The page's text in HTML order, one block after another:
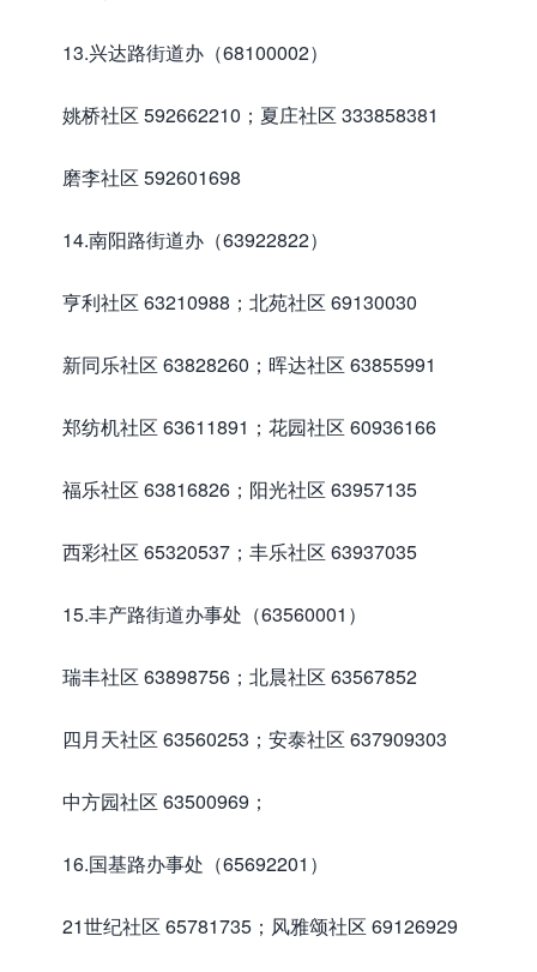
13.兴达路街道办（68100002）
姚桥社区 592662210；夏庄社区 333858381
磨李社区 592601698
14.南阳路街道办（63922822）
亨利社区 63210988；北苑社区 69130030
新同乐社区 63828260；晖达社区 63855991
郑纺机社区 63611891；花园社区 60936166
福乐社区 63816826；阳光社区 63957135
西彩社区 65320537；丰乐社区 63937035
15.丰产路街道办事处（63560001）
瑞丰社区 63898756；北晨社区 63567852
四月天社区 63560253；安泰社区 637909303
中方园社区 63500969；
16.国基路办事处（65692201）
21世纪社区 65781735；风雅颂社区 69126929